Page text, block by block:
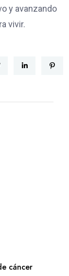
y avanzando
vivir.
cáncer